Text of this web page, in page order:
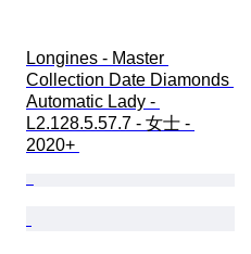
Longines - Master
Collection Date Diamonds
Automatic Lady -
L2.128.5.57.7 - 女士 -
2020+